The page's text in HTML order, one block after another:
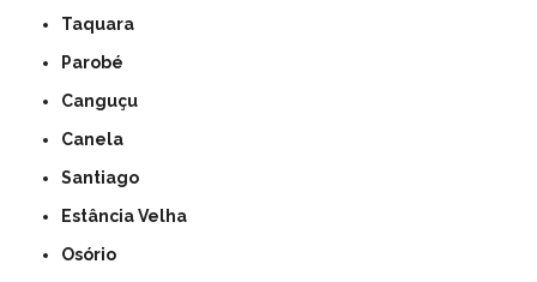
Taquara
Parobé
Canguçu
Canela
Santiago
Estância Velha
Osório